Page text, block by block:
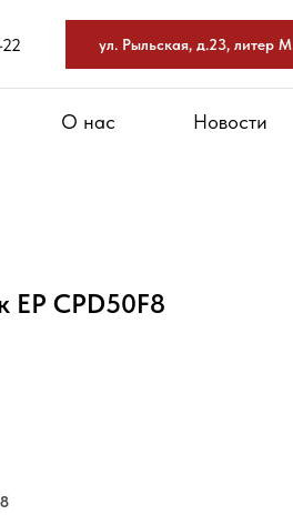
ул. Рыльская, д.23, литер М
О нас Новости
EP CPD50F8